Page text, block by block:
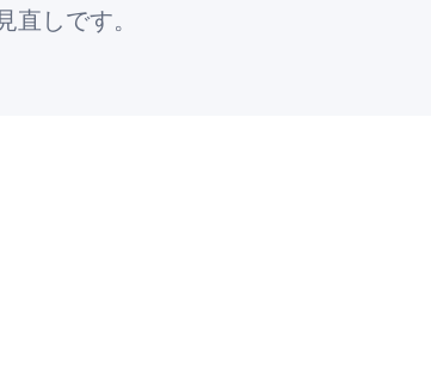
しです。